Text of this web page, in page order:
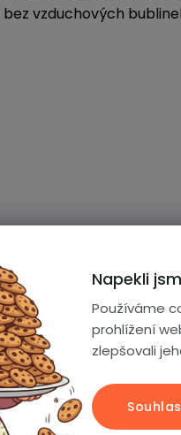
Napekli
Používáme
prohlížení
zlepšovali
vzduchových